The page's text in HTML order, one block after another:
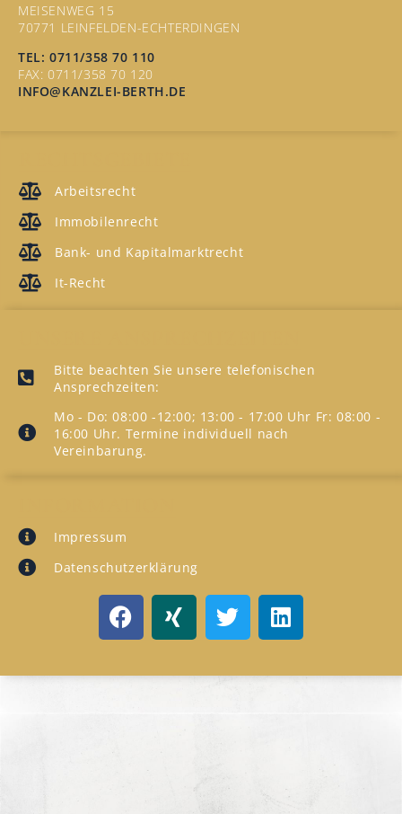
MEISENWEG 15
70771 LEINFELDEN-ECHTERDINGEN
TEL: 0711/358 70 110
FAX: 0711/358 70 120
INFO@KANZLEI-BERTH.DE
Arbeitsrecht
Immobilenrecht
Bank- und Kapitalmarktrecht
It-Recht
Bitte beachten Sie unsere telefonischen
Ansprechzeiten:
Mo - Do: 08:00 -12:00; 13:00 - 17:00 Uhr Fr: 08:00 -
16:00 Uhr. Termine individuell nach
Vereinbarung.
Impressum
Datenschutzerklärung